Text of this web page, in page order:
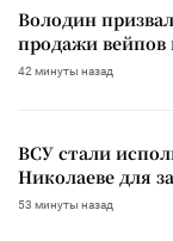
Володин
продажи вейпов
42 минуты назад
ВСУ стали
Николаеве для
53 минуты назад